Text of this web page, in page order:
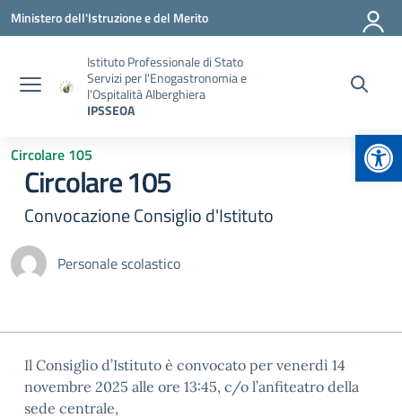
Vai ai contenuti
Vai al menu di navigazione
Vai al footer
Ministero dell'Istruzione e del Merito
Istituto Professionale di Stato
Servizi per l'Enogastronomia e
l'Ospitalità Alberghiera
IPSSEOA
Circolare 105
Circolare 105
Convocazione Consiglio d'Istituto
Personale scolastico
Il Consiglio d’Istituto è convocato per venerdì 14
novembre 2025 alle ore 13:45, c/o l’anfiteatro della
sede centrale,